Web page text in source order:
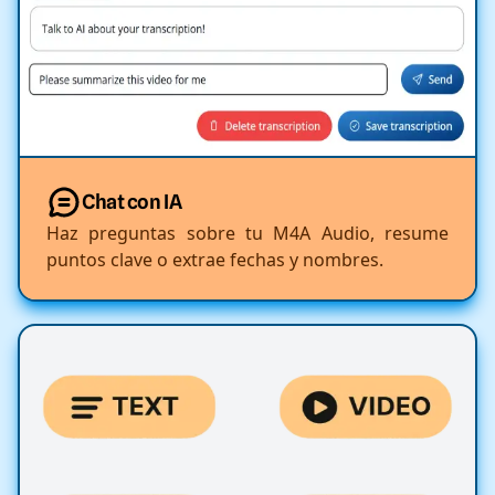
Chat con IA
Haz preguntas sobre tu M4A Audio, resume
puntos clave o extrae fechas y nombres.